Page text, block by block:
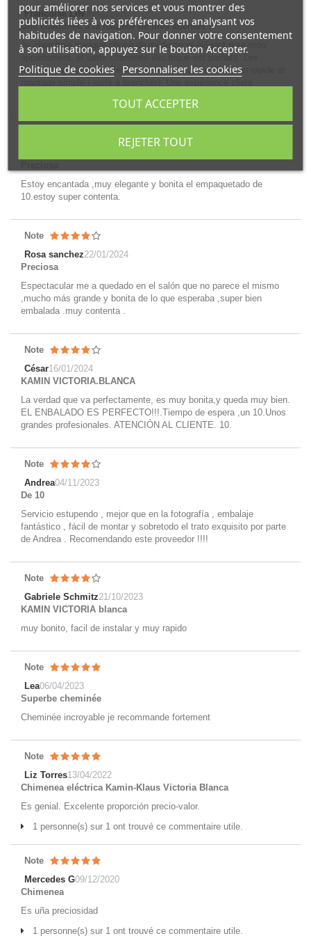
Francoise LIN06/01/2025
Une cheminée à la hauteur de mes attentes !"
Je cherchais quelque chose de moderne et élégant pour mon
appartement, et cette cheminée électrique est parfaite. Les
flammes ajoutent un effet « waouh » à la pièce Livraison rapide et
Estoy encantada ,muy elegante y bonita el empaquetado de
10.estoy super contenta.
Note
Rosa sanchez22/01/2024
Preciosa
Espectacular me a quedado en el salón que no parece el mismo
,mucho más grande y bonita de lo que esperaba ,super bien
embalada .muy contenta .
Note
César16/01/2024
KAMIN VICTORIA.BLANCA
La verdad que va perfectamente, es muy bonita,y queda muy bien.
EL ENBALADO ES PERFECTO!!!.Tiempo de espera ,un 10.Unos
grandes profesionales. ATENCIÓN AL CLIENTE. 10.
Note
Andrea04/11/2023
De 10
Servicio estupendo , mejor que en la fotografía , embalaje
fantástico , fácil de montar y sobretodo el trato exquisito por parte
de Andrea . Recomendando este proveedor !!!!
Note
Gabriele Schmitz21/10/2023
KAMIN VICTORIA blanca
muy bonito, facil de instalar y muy rapido
Note
Lea06/04/2023
Superbe cheminée
Cheminée incroyable je recommande fortement
Note
Liz Torres13/04/2022
Chimenea eléctrica Kamin-Klaus Victoria Blanca
Es genial. Excelente proporción precio-valor.
1 personne(s) sur 1 ont trouvé ce commentaire utile.
Note
Mercedes G09/12/2020
Chimenea
Es uña preciosidad
1 personne(s) sur 1 ont trouvé ce commentaire utile.
pour améliorer nos services et vous montrer des
publicités liées à vos préférences en analysant vos
habitudes de navigation. Pour donner votre consentement
à son utilisation, appuyez sur le bouton Accepter.
Politique de cookies Personnaliser les cookies
REJETER TOUT
TOUT ACCEPTER